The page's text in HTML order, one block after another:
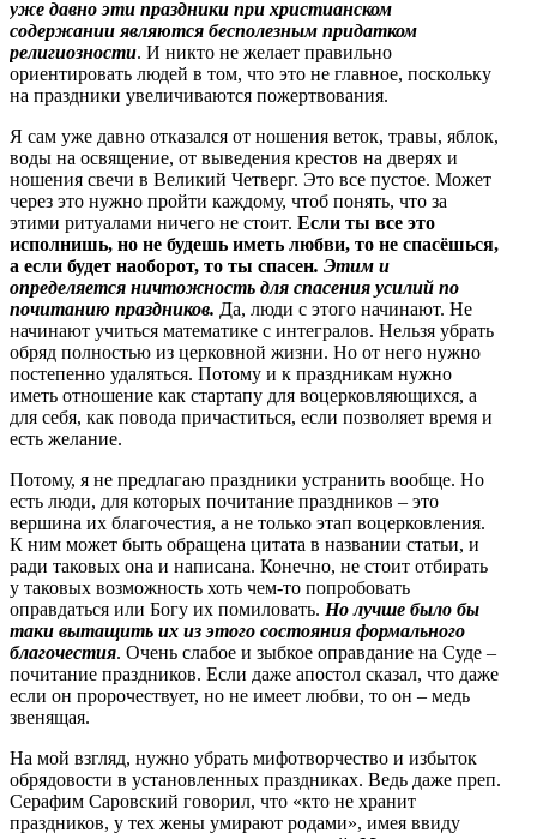
уже давно эти праздники при христианском
содержании являются бесполезным придатком
религиозности. И никто не желает правильно
ориентировать людей в том, что это не главное, поскольку
на праздники увеличиваются пожертвования.
Я сам уже давно отказался от ношения веток, травы, яблок,
воды на освящение, от выведения крестов на дверях и
ношения свечи в Великий Четверг. Это все пустое. Может
через это нужно пройти каждому, чтоб понять, что за
этими ритуалами ничего не стоит. Если ты все это
исполнишь, но не будешь иметь любви, то не спасёшься,
а если будет наоборот, то ты спасен. Этим и
определяется ничтожность для спасения усилий по
почитанию праздников. Да, люди с этого начинают. Не
начинают учиться математике с интегралов. Нельзя убрать
обряд полностью из церковной жизни. Но от него нужно
постепенно удаляться. Потому и к праздникам нужно
иметь отношение как стартапу для воцерковляющихся, а
для себя, как повода причаститься, если позволяет время и
есть желание.
Потому, я не предлагаю праздники устранить вообще. Но
есть люди, для которых почитание праздников – это
вершина их благочестия, а не только этап воцерковления.
К ним может быть обращена цитата в названии статьи, и
ради таковых она и написана. Конечно, не стоит отбирать
у таковых возможность хоть чем-то попробовать
оправдаться или Богу их помиловать. Но лучше было бы
таки вытащить их из этого состояния формального
благочестия. Очень слабое и зыбкое оправдание на Суде –
почитание праздников. Если даже апостол сказал, что даже
если он пророчествует, но не имеет любви, то он – медь
звенящая.
На мой взгляд, нужно убрать мифотворчество и избыток
обрядовости в установленных праздниках. Ведь даже преп.
Серафим Саровский говорил, что «кто не хранит
праздников, у тех жены умирают родами», имея ввиду